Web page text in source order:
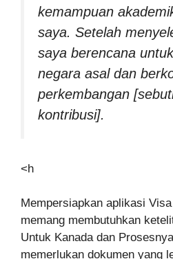
kemampuan
saya. Setelah
saya berencana
negara asal dan
perkembangan
kontribusi].
<h
Mempersiapkan aplikasi
memang membutuhkan
Untuk Kanada dan
memerlukan dokumen yang